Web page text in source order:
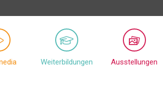
Weiterbildungen Ausstellungen